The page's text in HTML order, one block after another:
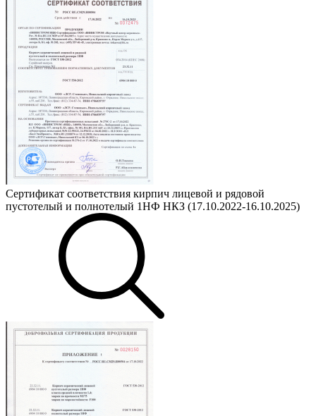
Сертификат соответствия кирпич лицевой и рядовой
пустотелый и полнотелый 1НФ НКЗ (17.10.2022-16.10.2025)